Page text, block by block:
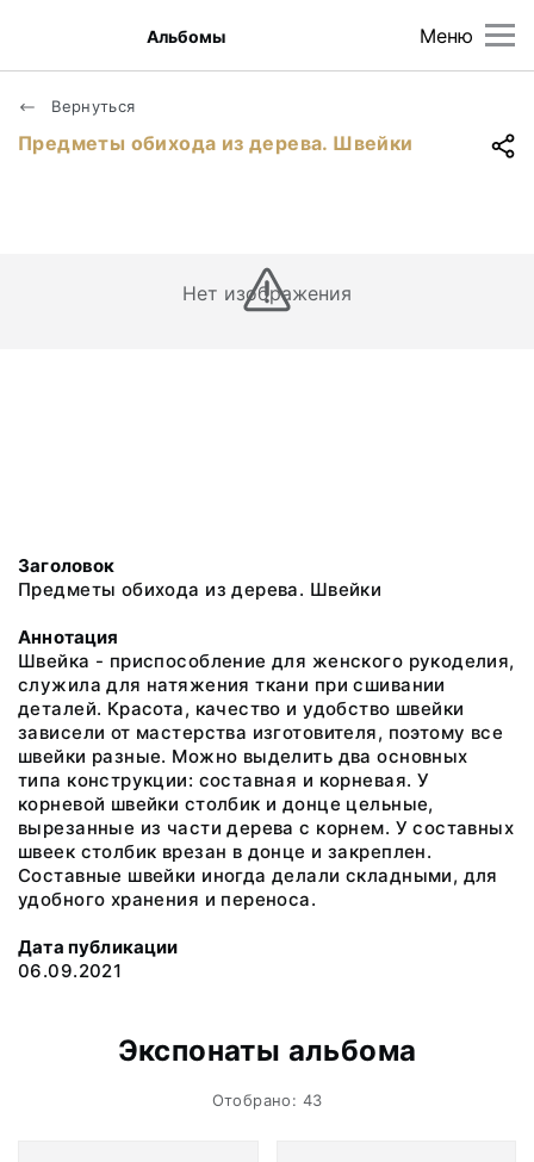
Меню
Альбомы
Вернуться
Предметы обихода из дерева. Швейки
Нет изображения
Заголовок
Предметы обихода из дерева. Швейки
Аннотация
Швейка - приспособление для женского рукоделия,
служила для натяжения ткани при сшивании
деталей. Красота, качество и удобство швейки
зависели от мастерства изготовителя, поэтому все
швейки разные. Можно выделить два основных
типа конструкции: составная и корневая. У
корневой швейки столбик и донце цельные,
вырезанные из части дерева с корнем. У составных
швеек столбик врезан в донце и закреплен.
Составные швейки иногда делали складными, для
удобного хранения и переноса.
Дата публикации
06.09.2021
Экспонаты альбома
Отобрано: 43